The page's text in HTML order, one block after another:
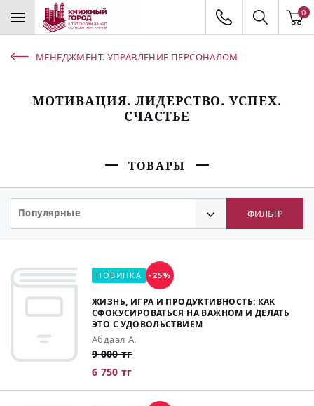
0
МЕНЕДЖМЕНТ. УПРАВЛЕНИЕ ПЕРСОНАЛОМ
МОТИВАЦИЯ. ЛИДЕРСТВО. УСПЕХ.
СЧАСТЬЕ
ТОВАРЫ
Популярные ФИЛЬТР
НОВИНКА -25%
ЖИЗНЬ, ИГРА И ПРОДУКТИВНОСТЬ: КАК
СФОКУСИРОВАТЬСЯ НА ВАЖНОМ И ДЕЛАТЬ
ЭТО С УДОВОЛЬСТВИЕМ
Абдаал А.
9 000 тг
6 750 тг